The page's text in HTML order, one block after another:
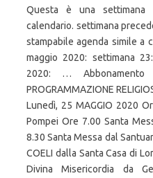
Questa è una settimana
calendario. settimana
stampabile agenda simile a
maggio 2020: settimana
2020: …
PROGRAMMAZIONE
Lunedì, 25 MAGGIO 2020
Pompei Ore 7.00 Santa
8.30 Santa Messa dal
COELI dalla Santa Casa di
Divina Misericordia da